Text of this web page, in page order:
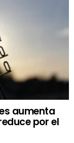
aumenta
por el